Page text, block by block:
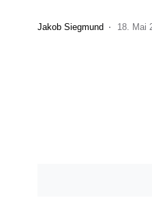
Jakob Siegmund 18. Mai